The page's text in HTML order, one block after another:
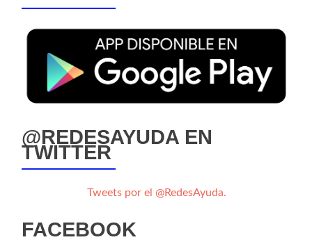
@REDESAYUDA EN
TWITTER
Tweets por el @RedesAyuda.
FACEBOOK